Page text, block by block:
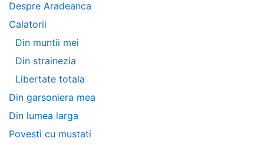
Despre Aradeanca
Calatorii
Din muntii mei
Din strainezia
Libertate totala
Din garsoniera mea
Din lumea larga
Povesti cu mustati